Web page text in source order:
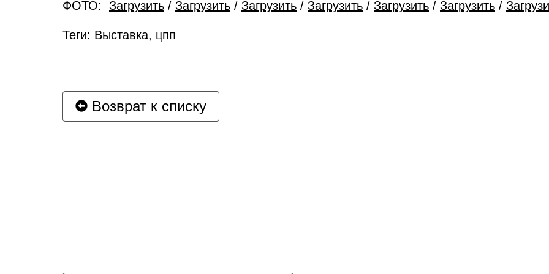
ФОТО: Загрузить / Загрузить / Загрузить / Загрузить / Загрузить / Загрузить /
Теги: Выставка, цпп
Возврат к списку